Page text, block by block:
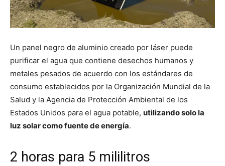
Un panel negro de aluminio creado por láser puede
purificar el agua que contiene desechos humanos y
metales pesados ​​de acuerdo con los estándares de
consumo establecidos por la Organización Mundial de la
Salud y la Agencia de Protección Ambiental de los
Estados Unidos para el agua potable, utilizando solo la
luz solar como fuente de energía.
2 horas para 5 mililitros